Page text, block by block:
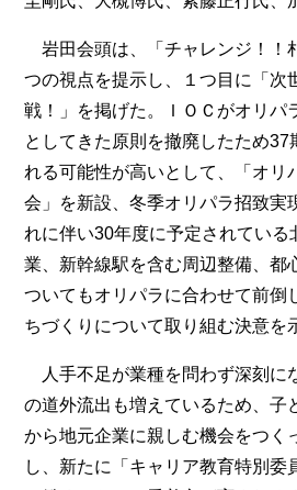
岩田会頭は、「チャレンジ！！
つの視点を提示し、１つ目に「次
戦！」を掲げた。ＩＯＣがオリパ
としてきた原則を撤廃したため37
れる可能性が高いとして、「オリ
会」を新設、冬季オリパラ招致実
れに伴い30年度に予定されている
業、新幹線駅を含む周辺整備、都
ついてもオリパラに合わせて前倒
ちづくりについて取り組む決意を
人手不足が業種を問わず深刻に
の道外流出も増えているため、子
から地元企業に親しむ機会をつく
し、新たに「キャリア教育特別委